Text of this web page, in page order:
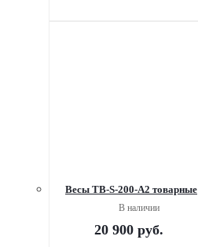
Весы TB-S-200-А2 товарные
В наличии
20 900руб.